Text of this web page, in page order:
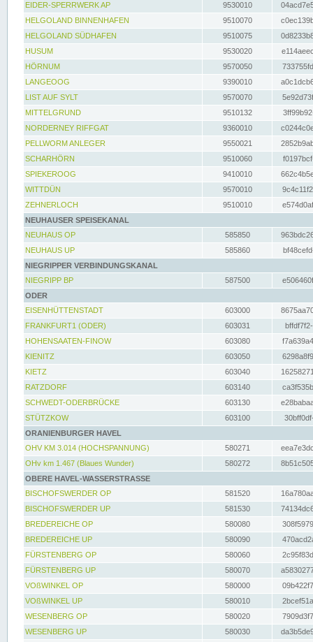
EIDER-SPERRWERK AP
9530010
HELGOLAND BINNENHAFEN
9510070
HELGOLAND SÜDHAFEN
9510075
HUSUM
9530020
HÖRNUM
9570050
LANGEOOG
9390010
LIST AUF SYLT
9570070
MITTELGRUND
9510132
NORDERNEY RIFFGAT
9360010
PELLWORM ANLEGER
9550021
SCHARHÖRN
9510060
SPIEKEROOG
9410010
WITTDÜN
9570010
ZEHNERLOCH
9510010
NEUHAUSER SPEISEKANAL
NEUHAUS OP
585850
NEUHAUS UP
585860
NIEGRIPPER VERBINDUNGSKANAL
NIEGRIPP BP
587500
ODER
EISENHÜTTENSTADT
603000
FRANKFURT1 (ODER)
603031
HOHENSAATEN-FINOW
603080
KIENITZ
603050
KIETZ
603040
RATZDORF
603140
SCHWEDT-ODERBRÜCKE
603130
STÜTZKOW
603100
ORANIENBURGER HAVEL
OHV KM 3.014 (HOCHSPANNUNG)
580271
OHv km 1.467 (Blaues Wunder)
580272
OBERE HAVEL-WASSERSTRASSE
BISCHOFSWERDER OP
581520
BISCHOFSWERDER UP
581530
BREDEREICHE OP
580080
BREDEREICHE UP
580090
FÜRSTENBERG OP
580060
FÜRSTENBERG UP
580070
VOßWINKEL OP
580000
VOßWINKEL UP
580010
WESENBERG OP
580020
WESENBERG UP
580030